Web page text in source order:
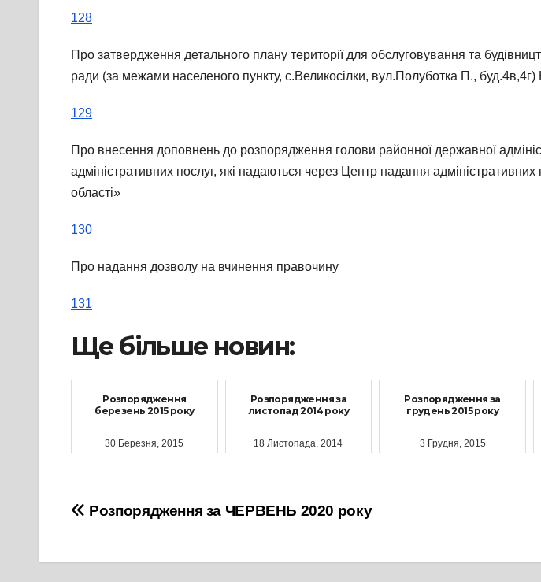
128
Про затвердження детального плану території для обслуговування та
ради (за межами населеного пункту, с.Великосілки, вул.Полуботка П., буд.4в,4г)
129
Про внесення доповнень до розпорядження голови районної державної
адміністративних послуг, які надаються через Центр надання адміністративних
області»
130
Про надання дозволу на вчинення правочину
131
Ще більше новин:
Розпорядження
березень 2015 року
30 Березня, 2015
Розпорядження за
листопад 2014 року
18 Листопада, 2014
Розпорядження за
грудень 2015 року
3 Грудня, 2015
Навігація
Розпорядження за ЧЕРВЕНЬ 2020 року